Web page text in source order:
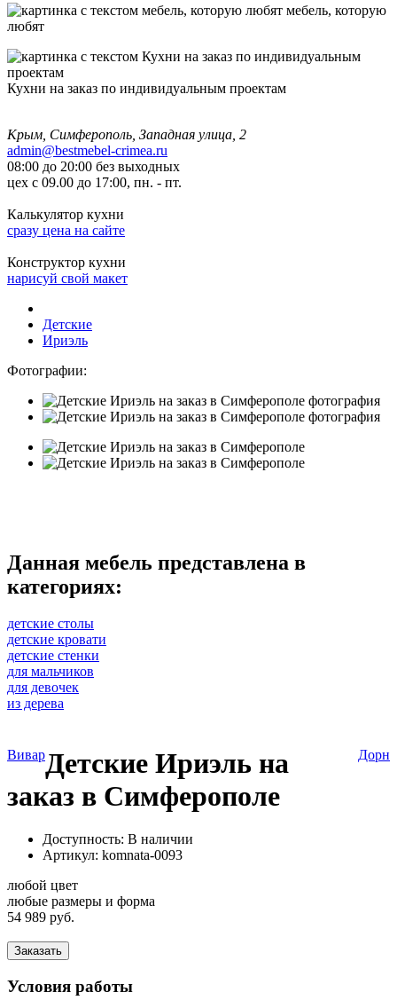
мебель, которую
любят
Кухни на заказ по индивидуальным проектам
Крым, Симферополь, Западная улица, 2
admin@bestmebel-crimea.ru
08:00 до 20:00 без выходных
цех с 09.00 до 17:00, пн. - пт.
Калькулятор кухни
сразу цена на сайте
Конструктор кухни
нарисуй свой макет
Детские
Ириэль
Фотографии:
Данная мебель представлена в
категориях:
детские столы
детские кровати
детские стенки
для мальчиков
для девочек
из дерева
Вивар Дорн
Детские Ириэль на
заказ в Симферополе
Доступность: В наличии
Артикул: komnata-0093
любой цвет
любые размеры и форма
54 989 руб.
Заказать
Условия работы